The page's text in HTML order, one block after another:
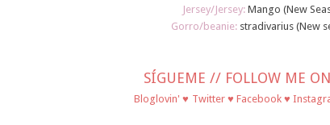
Jersey/Jersey: Mango (New
Gorro/beanie:stradivarius(New
SÍGUEME // FOLLOW ME ON
Bloglovin' ♥ Twitter ♥ Facebook ♥